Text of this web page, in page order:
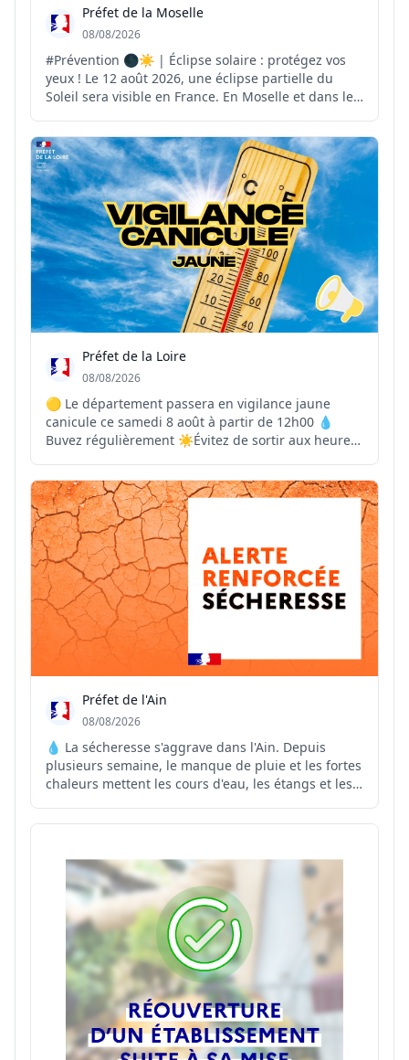
Préfet de la Moselle
08/08/2026
#Prévention 🌑☀️ | Éclipse solaire : protégez vos
yeux ! Le 12 août 2026, une éclipse partielle du
Soleil sera visible en France. En Moselle et dans le
atteindre environ 70 %. ⚠️ Pour observer ce
phénomène en toute sécurité, il est indispensable
d'util...
Préfet de la Loire
08/08/2026
🟡 Le département passera en vigilance jaune
canicule ce samedi 8 août à partir de 12h00 💧
Buvez régulièrement ☀️Évitez de sortir aux heures
👴Pensez à vos proches vulnérables 📞En cas de
malaise ou de situation d’urgence, contactez le 15
ou l...
Préfet de l'Ain
08/08/2026
💧 La sécheresse s'aggrave dans l'Ain. Depuis
plusieurs semaine, le manque de pluie et les fortes
chaleurs mettent les cours d'eau, les étangs et les
situation, le préfet de l'Ain renforce les mesures de